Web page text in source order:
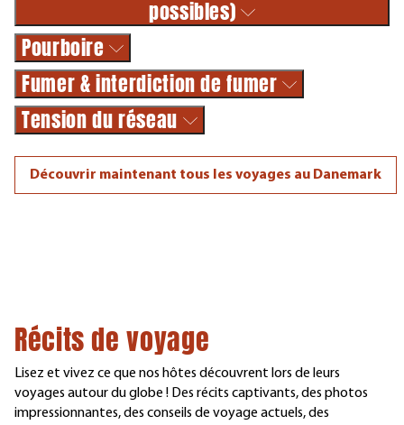
possibles)
Pourboire
Fumer & interdiction de fumer
Tension du réseau
Découvrir maintenant tous les voyages au Danemark
Récits de voyage
Lisez et vivez ce que nos hôtes découvrent lors de leurs
voyages autour du globe ! Des récits captivants, des photos
impressionnantes, des conseils de voyage actuels, des